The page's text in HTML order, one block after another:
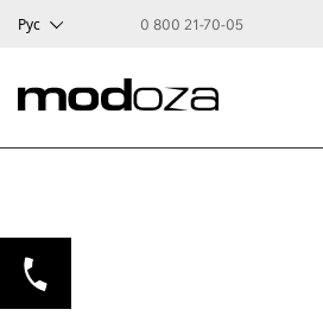
Рус 0 800 21-70-05